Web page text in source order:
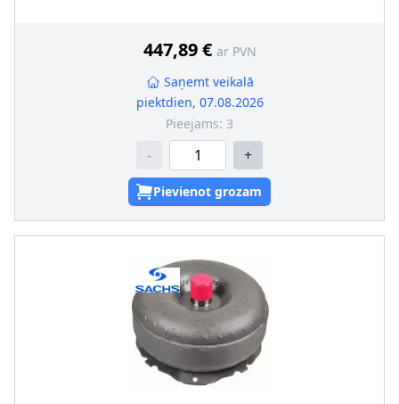
447,89 € ar PVN
Saņemt veikalā
piektdien, 07.08.2026
Pieejams: 3
- +
Pievienot grozam